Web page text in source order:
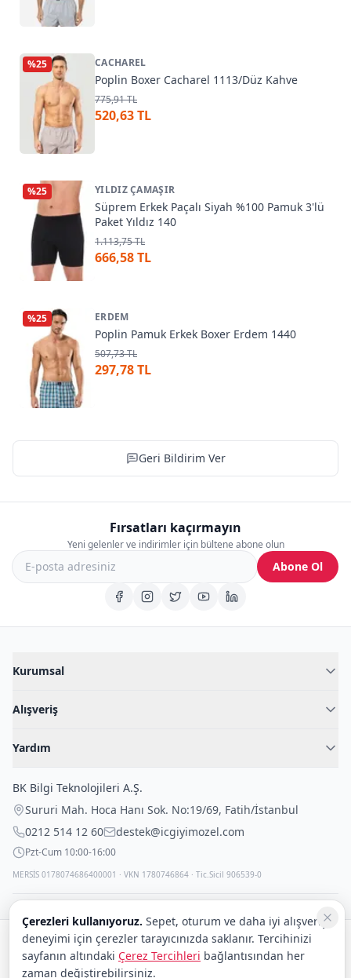
%25 CACHAREL
Poplin Boxer Cacharel 1113/Düz Kahve
775,91 TL
520,63 TL
%25 YILDIZ ÇAMAŞIR
Süprem Erkek Paçalı Siyah %100 Pamuk 3'lü
Paket Yıldız 140
1.113,75 TL
666,58 TL
%25 ERDEM
Poplin Pamuk Erkek Boxer Erdem 1440
507,73 TL
297,78 TL
Geri Bildirim Ver
Fırsatları kaçırmayın
Yeni gelenler ve indirimler için bültene abone olun
Abone Ol
Kurumsal
Blog
İç Giyim Rehberi
Alışveriş
Fantazi İç Giyim
Çocuk İç Giyim
Outlet Fırsatları
Yardım
İade Politikası
Gizli Paketleme
BK Bilgi Teknolojileri A.Ş.
Sururi Mah. Hoca Hanı Sok. No:19/69, Fatih/İstanbul
0212 514 12 60
destek@icgiyimozel.com
Pzt-Cum 10:00-16:00
MERSİS 0178074686400001 · VKN 1780746864 · Tic.Sicil 906539-0
Güvenli alışveriş:
Kargo:
Çerezleri kullanıyoruz. Sepet, oturum ve daha iyi alışveriş
deneyimi için çerezler tarayıcınızda saklanır. Tercihinizi
sayfanın altındaki Çerez Tercihleri bağlantısından her
zaman değiştirebilirsiniz.